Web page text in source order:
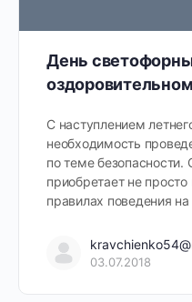
День
С наступлением
необходимость
по теме безопасности.
приобретает не
правилах поведения
03.07.2018